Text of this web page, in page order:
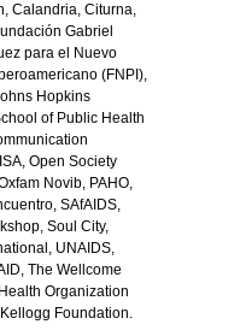
Calandria, Citurna,
Gabriel
para el Nuevo
(FNPI),
Hopkins
of Public Health
Open Society
Novib, PAHO,
SAfAIDS,
Soul City,
UNAIDS,
The Wellcome
Organization
Foundation.